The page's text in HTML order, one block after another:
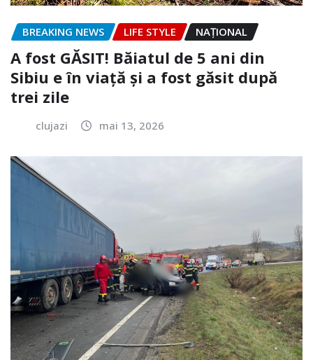
BREAKING NEWS LIFE STYLE NAŢIONAL
A fost GĂSIT! Băiatul de 5 ani din
Sibiu e în viață și a fost găsit după
trei zile
clujazi mai 13, 2026